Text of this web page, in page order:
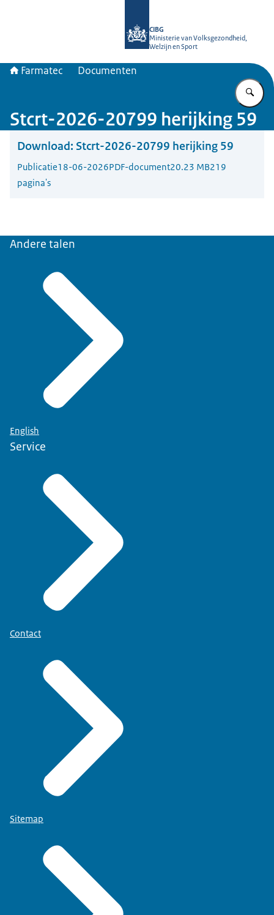
CIBG
Ministerie van Volksgezondheid,
Welzijn en Sport
Farmatec Documenten
Stcrt-2026-20799 herijking 59
Download: Stcrt-2026-20799 herijking 59
Publicatie18-06-2026PDF-document20.23 MB219
pagina's
Andere talen
English
Service
Contact
Sitemap